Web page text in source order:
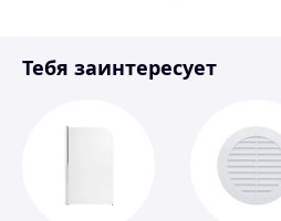
Инструмент
Тебя заинтересует